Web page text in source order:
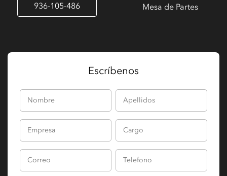
936-105-486 Mesa de Partes
Escríbenos